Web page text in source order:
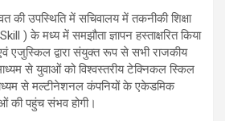
की उपस्थिति में सचिवालय में तकनीकी शिक्षा
) के मध्य में समझौता ज्ञापन हस्ताक्षरित किया
एजुस्किल द्वारा संयुक्त रूप से सभी राजकीय
से युवाओं को विश्वस्तरीय टेक्निकल स्किल
से मल्टीनेशनल कंपनियों के एकेडमिक
की पहुंच संभव होगी।